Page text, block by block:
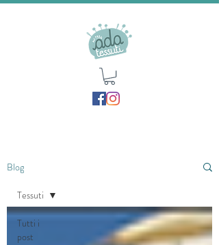
Blog
Tutti i
post
Tessuti